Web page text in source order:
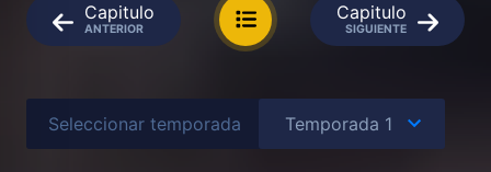
Capitulo
ANTERIOR
Capitulo
SIGUIENTE
Seleccionar temporada